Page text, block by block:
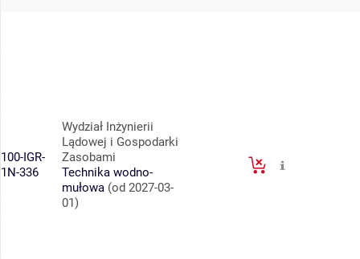
100-IGR-
1N-336
Wydział Inżynierii
Lądowej i Gospodarki
Zasobami
Technika wodno-
mułowa (od 2027-03-
01)